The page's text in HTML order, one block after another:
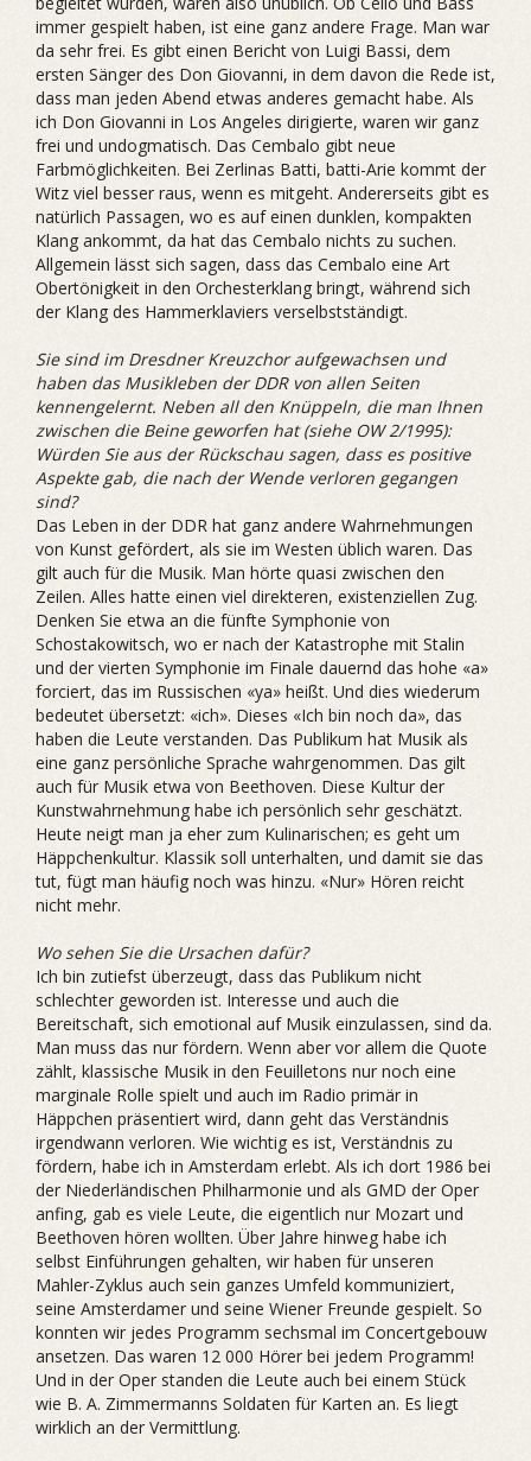
immer gespielt haben, ist eine ganz andere Frage. Man war
da sehr frei. Es gibt einen Bericht von Luigi Bassi, dem
ersten Sänger des Don Giovanni, in dem davon die Rede ist,
dass man jeden Abend etwas anderes gemacht habe. Als
ich Don Giovanni in Los Angeles dirigierte, waren wir ganz
frei und undogmatisch. Das Cembalo gibt neue
Farbmöglichkeiten. Bei Zerlinas Batti, batti-Arie kommt der
Witz viel besser raus, wenn es mitgeht. Andererseits gibt es
natürlich Passagen, wo es auf einen dunklen, kompakten
Klang ankommt, da hat das Cembalo nichts zu suchen.
Allgemein lässt sich sagen, dass das Cembalo eine Art
Obertönigkeit in den Orchesterklang bringt, während sich
der Klang des Hammerklaviers verselbstständigt.
Sie sind im Dresdner Kreuzchor aufgewachsen und
haben das Musikleben der DDR von allen Seiten
kennengelernt. Neben all den Knüppeln, die man Ihnen
zwischen die Beine geworfen hat (siehe OW 2/1995):
Würden Sie aus der Rückschau sagen, dass es positive
Aspekte gab, die nach der Wende verloren gegangen
sind?
Das Leben in der DDR hat ganz andere Wahrnehmungen
von Kunst gefördert, als sie im Westen üblich waren. Das
gilt auch für die Musik. Man hörte quasi zwischen den
Zeilen. Alles hatte einen viel direkteren, existenziellen Zug.
Denken Sie etwa an die fünfte Symphonie von
Schostakowitsch, wo er nach der Katastrophe mit Stalin
und der vierten Symphonie im Finale dauernd das hohe «a»
forciert, das im Russischen «ya» heißt. Und dies wiederum
bedeutet übersetzt: «ich». Dieses «Ich bin noch da», das
haben die Leute verstanden. Das Publikum hat Musik als
eine ganz persönliche Sprache wahr­genommen. Das gilt
auch für Musik etwa von Beethoven. Diese Kultur der
Kunstwahrnehmung habe ich persönlich sehr geschätzt.
Heute neigt man ja eher zum Kulinarischen; es geht um
Häppchenkultur. Klassik soll unterhalten, und damit sie das
tut, fügt man häufig noch was hinzu. «Nur» Hören reicht
nicht mehr.
Wo sehen Sie die Ursachen dafür?
Ich bin zutiefst überzeugt, dass das Publikum nicht
schlechter geworden ist. Interesse und auch die
Bereitschaft, sich emotional auf Musik einzulassen, sind da.
Man muss das nur fördern. Wenn aber vor allem die Quote
zählt, klassische Musik in den Feuilletons nur noch eine
marginale Rolle spielt und auch im Radio primär in
Häppchen präsentiert wird, dann geht das Verständnis
irgendwann verloren. Wie wichtig es ist, Verständnis zu
fördern, habe ich in Amsterdam erlebt. Als ich dort 1986 bei
der Niederländischen Philharmonie und als GMD der Oper
anfing, gab es viele Leute, die eigentlich nur Mozart und
Beethoven hören wollten. Über Jahre hinweg habe ich
selbst Einführungen gehalten, wir haben für unseren
Mahler-Zyklus auch sein ganzes Umfeld kommuniziert,
seine Amsterdamer und seine Wiener Freunde gespielt. So
konnten wir jedes Programm sechsmal im Concertgebouw
ansetzen. Das waren 12 000 Hörer bei jedem Programm!
Und in der Oper standen die Leute auch bei einem Stück
wie B. A. Zimmermanns Soldaten für Karten an. Es liegt
wirklich an der Vermittlung.